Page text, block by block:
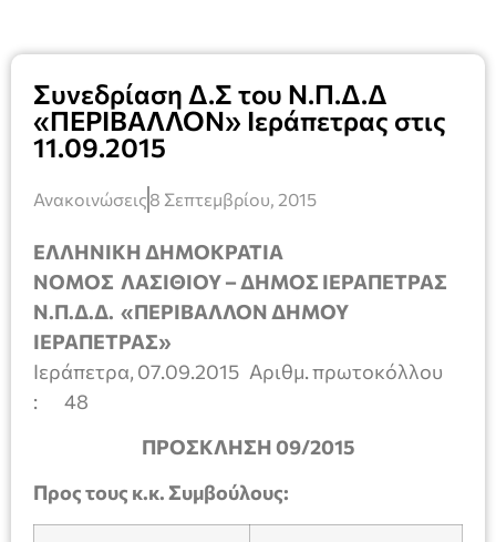
Συνεδρίαση Δ.Σ του Ν.Π.Δ.Δ
«ΠΕΡΙΒΑΛΛΟΝ» Ιεράπετρας στις
11.09.2015
Ανακοινώσεις 8 Σεπτεμβρίου, 2015
ΕΛΛΗΝΙΚΗ ΔΗΜΟΚΡΑΤΙΑ
ΝΟΜΟΣ ΛΑΣΙΘΙΟΥ – ΔΗΜΟΣ ΙΕΡΑΠΕΤΡΑΣ
Ν.Π.Δ.Δ. «ΠΕΡΙΒΑΛΛΟΝ ΔΗΜΟΥ
ΙΕΡΑΠΕΤΡΑΣ»
Ιεράπετρα, 07.09.2015 Αριθμ. πρωτοκόλλου
: 48
ΠΡΟΣΚΛΗΣΗ 09/2015
Προς τους κ.κ. Συμβούλους: